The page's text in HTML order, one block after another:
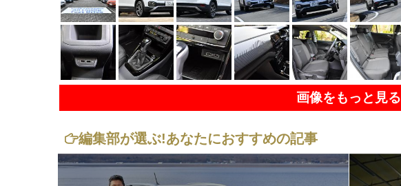
画像をもっと見る
編集部が選ぶ!あなたにおすすめの記事